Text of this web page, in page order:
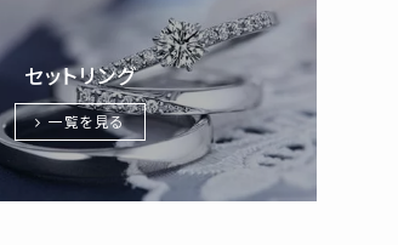
セットリング
一覧を見る